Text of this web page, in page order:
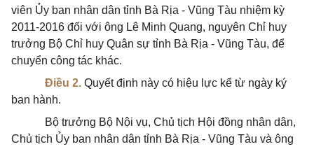
viên Ủy ban nhân dân tỉnh Bà Rịa - Vũng Tàu nhiệm kỳ
2011-2016 đối với ông Lê Minh Quang, nguyên Chỉ huy
trưởng Bộ Chỉ huy Quân sự tỉnh Bà Rịa - Vũng Tàu, để
chuyển công tác khác.
Điều 2. Quyết định này có hiệu lực kể từ ngày ký
ban hành.
Bộ trưởng Bộ Nội vụ, Chủ tịch Hội đồng nhân dân,
Chủ tịch Ủy ban nhân dân tỉnh Bà Rịa - Vũng Tàu và ông